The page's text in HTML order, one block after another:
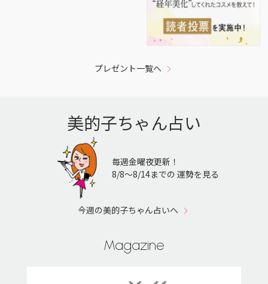
プレゼント一覧へ
美的子ちゃん占い
毎週金曜夜更新！
8/8〜8/14までの 運勢を見る
今週の美的子ちゃん占いへ
Magazine